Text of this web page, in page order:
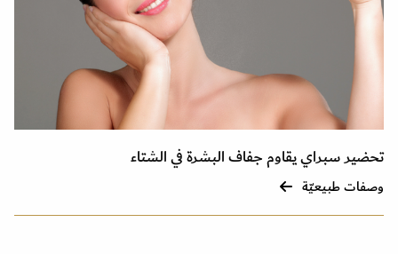
تحضير سبراي يقاوم جفاف البشرة في الشتاء
وصفات طبيعيّة